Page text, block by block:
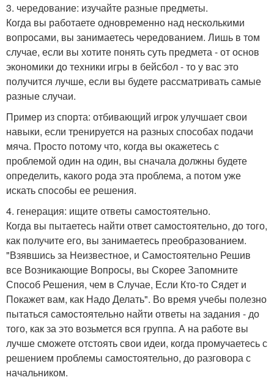
3. чередование: изучайте разные предметы.
Когда вы работаете одновременно над несколькими
вопросами, вы занимаетесь чередованием. Лишь в том
случае, если вы хотите понять суть предмета - от основ
экономики до техники игры в бейсбол - то у вас это
получится лучше, если вы будете рассматривать самые
разные случаи.
Пример из спорта: отбивающий игрок улучшает свои
навыки, если тренируется на разных способах подачи
мяча. Просто потому что, когда вы окажетесь с
проблемой один на один, вы сначала должны будете
определить, какого рода эта проблема, а потом уже
искать способы ее решения.
4. генерация: ищите ответы самостоятельно.
Когда вы пытаетесь найти ответ самостоятельно, до того,
как получите его, вы занимаетесь преобразованием.
"Взявшись за Неизвестное, и Самостоятельно Решив
все Возникающие Вопросы, вы Скорее Запомните
Способ Решения, чем в Случае, Если Кто-то Сядет и
Покажет вам, как Надо Делать". Во время учебы полезно
пытаться самостоятельно найти ответы на задания - до
того, как за это возьмется вся группа. А на работе вы
лучше сможете отстоять свои идеи, когда промучаетесь с
решением проблемы самостоятельно, до разговора с
начальником.